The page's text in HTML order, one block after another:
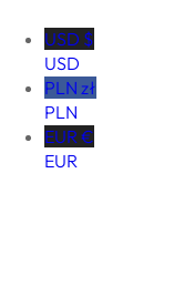
USD $
USD
PLN zł
PLN
EUR €
EUR